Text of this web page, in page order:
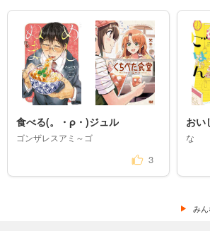
食べる(。・ρ・)ジュル
ゴンザレスアミ～ゴ
3
おい
な
み